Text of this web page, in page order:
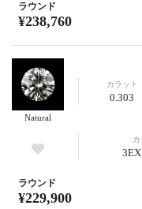
ラウンド
¥238,760
Natural
カラット
0.303
カ
ラウンド
¥229,900